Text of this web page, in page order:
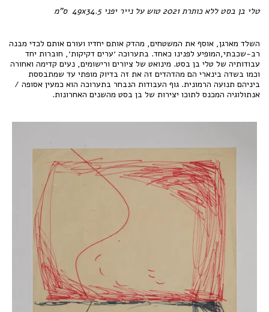
טלי בן בסט ללא כותרת 2021 טוש על נייר יפני 49x34.5 ס"מ
השלד מארגן, אוסף את המשטחים, מהדק אותם יחדיו ועורם אותם לכדי מבנה
רב-שכבתי,המופיע לפנינו כאחד. בתערוכה ׳ערים דקיקות׳, חוברות יחד
עבודותיה של טלי בן בסט. מינואט של ציורים ורישומים, נעים קדימה ואחורה
וכמו בשדה בינארי הם מהדהדים זה את זה בדיוק מופתי עד שמתבססת
ביניהם תנועה הרמונית. גוף העבודות הנבחר בתערוכה הוא כמעין אסופה /
אנתולוגיה המכנס לתוכו יצירות של בן בסט מהשנים האחרונות.